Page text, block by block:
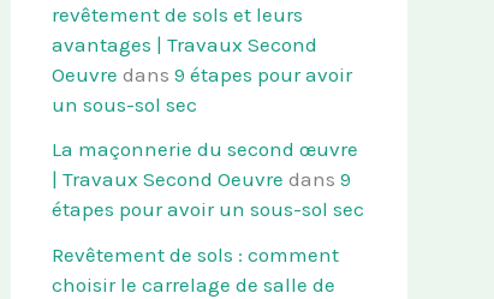
revêtement de sols et leurs
avantages | Travaux Second
Oeuvre dans 9 étapes pour avoir
un sous-sol sec
La maçonnerie du second œuvre
| Travaux Second Oeuvre dans 9
étapes pour avoir un sous-sol sec
Revêtement de sols : comment
choisir le carrelage de salle de